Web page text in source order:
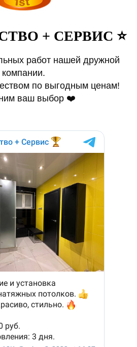
+ СЕРВИС ⭐️
работ нашей дружной
компании.
по выгодным ценам!
ваш выбор ❤️